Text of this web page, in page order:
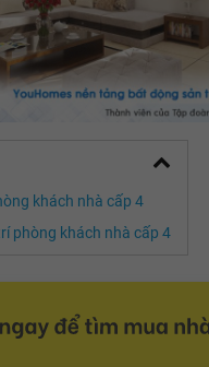
khách nhà cấp 4
phòng khách nhà cấp 4